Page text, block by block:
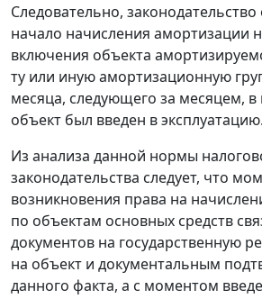
Следовательно,
начало начисления амортизации
включения объекта
ту или иную амортизационную
месяца, следующего за месяцем, в
объект был введен в эксплуатацию.
Из анализа данной нормы
законодательства следует, что
возникновения права на
по объектам основных средств
документов на государственную
на объект и документальным
данного факта, а с моментом